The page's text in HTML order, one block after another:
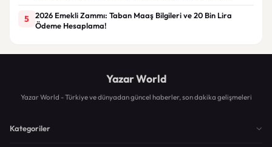
5
2026 Emekli Zammı: Taban Maaş Bilgileri ve 20 Bin Lira
Ödeme Hesaplama!
Yazar World
Yazar World - Türkiye ve dünyadan güncel haberler, son dakika gelişmeleri
Kategoriler